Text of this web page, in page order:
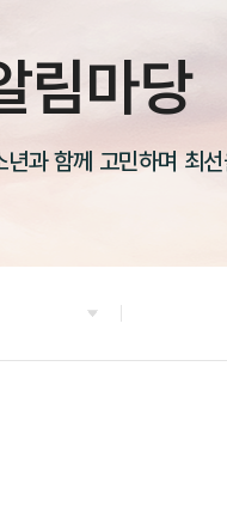
림마당
과 함께 고민하며 최